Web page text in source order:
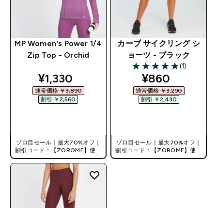
MP Women's Power 1/4
Zip Top - Orchid
discounted price
¥1,330‎
通常価格 ￥3,890‎
割引 ￥2,560‎
ゾロ目セール｜最大70%オフ｜
割引コード：【ZOROME】使用
で追加10%オフ！
カーブ サイクリング シ
ョーツ - ブラック
5 out of 5 stars
(1)
discounted
¥860‎
通常価格 ￥3,290‎
割引 ￥2,430‎
ゾロ目セール｜最大70%オフ｜
割引コード：【ZOROME】使用
で追加10%オフ！